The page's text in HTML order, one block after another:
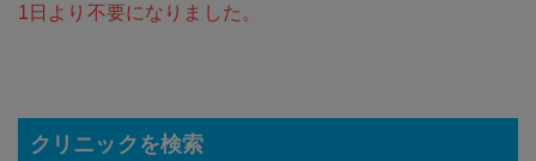
1日より不要になりました。
クリニックを検索